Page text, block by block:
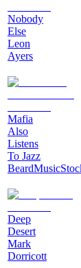
Nobody
Else
Leon
Ayers
Mafia
Also
Listens
To Jazz
Deep
Desert
Mark
Dorricott